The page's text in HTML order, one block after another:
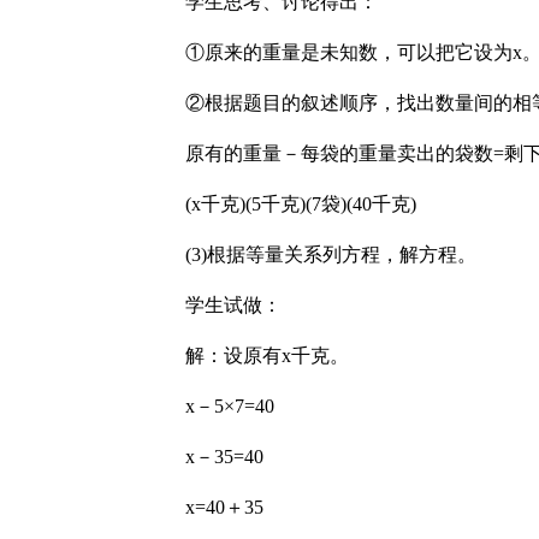
①原来的重量是未知数，可以把它设为x。
②根据题目的叙述顺序，找出数量间的相
原有的重量－每袋的重量卖出的袋数=剩
(x千克)(5千克)(7袋)(40千克)
(3)根据等量关系列方程，解方程。
学生试做：
解：设原有x千克。
x－5×7=40
x－35=40
x=40＋35